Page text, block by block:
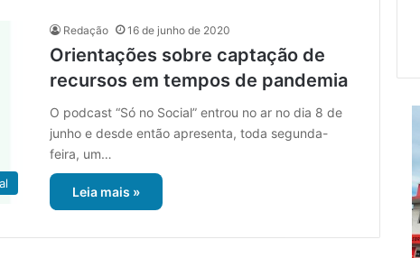
Redação 16 de junho de 2020
Orientações sobre captação de
recursos em tempos de pandemia
O podcast “Só no Social” entrou no ar no dia 8 de
junho e desde então apresenta, toda segunda-
feira, um…
Leia mais »